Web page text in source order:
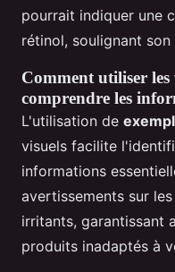
pourrait indiquer une
rétinol, soulignant
Comment utiliser
comprendre les
L'utilisation de
visuels facilite
informations
avertissements sur
irritants, garantissant
produits inadaptés à